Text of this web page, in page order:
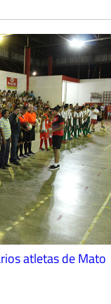
atletas de Mato